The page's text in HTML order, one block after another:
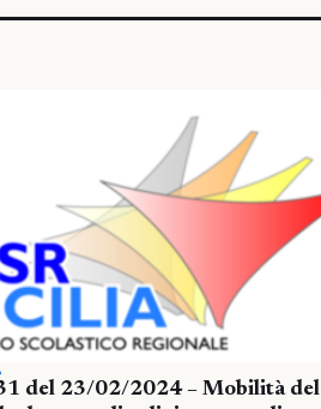
del 23/02/2024 – Mobilità del